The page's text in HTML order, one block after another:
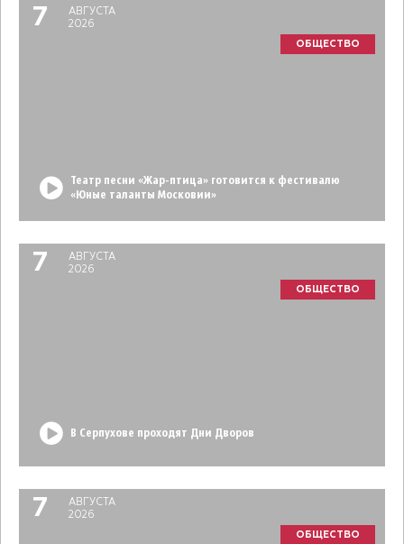
7
АВГУСТА
2026
ОБЩЕСТВО
Театр песни «Жар-птица» готовится к фестивалю
«Юные таланты Московии»
7
АВГУСТА
2026
ОБЩЕСТВО
В Серпухове проходят Дни Дворов
7
АВГУСТА
2026
ОБЩЕСТВО